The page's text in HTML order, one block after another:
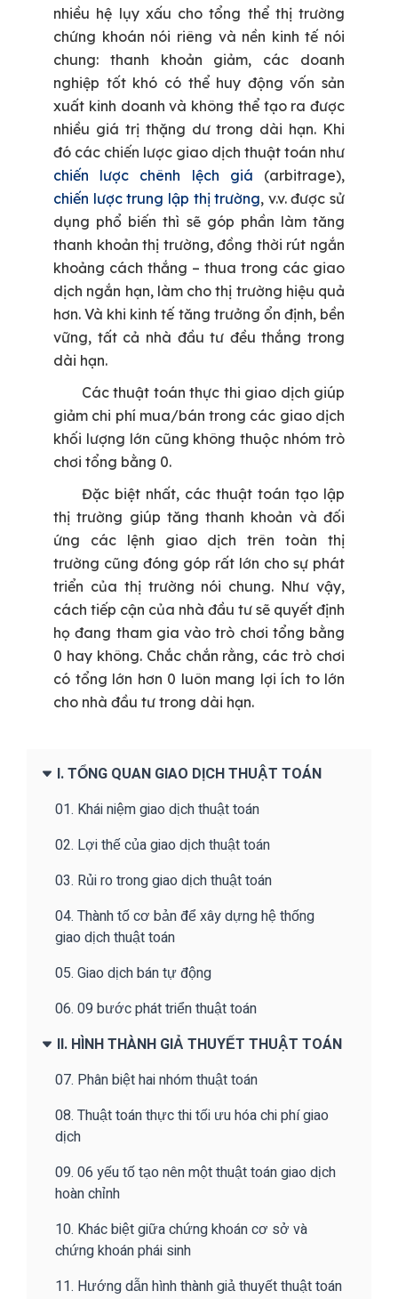
I. TỔNG QUAN GIAO DỊCH THUẬT TOÁN
01. Khái niệm giao dịch thuật toán
02. Lợi thế của giao dịch thuật toán
03. Rủi ro trong giao dịch thuật toán
04. Thành tố cơ bản để xây dựng hệ thống
giao dịch thuật toán
05. Giao dịch bán tự động
06. 09 bước phát triển thuật toán
II. HÌNH THÀNH GIẢ THUYẾT THUẬT TOÁN
07. Phân biệt hai nhóm thuật toán
08. Thuật toán thực thi tối ưu hóa chi phí giao
dịch
09. 06 yếu tố tạo nên một thuật toán giao dịch
hoàn chỉnh
10. Khác biệt giữa chứng khoán cơ sở và
chứng khoán phái sinh
11. Hướng dẫn hình thành giả thuyết thuật toán
nhiều hệ lụy xấu cho tổng thể thị trường
chứng khoán nói riêng và nền kinh tế nói
chung: thanh khoản giảm, các doanh
nghiệp tốt khó có thể huy động vốn sản
xuất kinh doanh và không thể tạo ra được
nhiều giá trị thặng dư trong dài hạn. Khi
đó các chiến lược giao dịch thuật toán như
chiến lược chênh lệch giá (arbitrage),
chiến lược trung lập thị trường, v.v. được sử
dụng phổ biến thì sẽ góp phần làm tăng
thanh khoản thị trường, đồng thời rút ngắn
khoảng cách thắng – thua trong các giao
dịch ngắn hạn, làm cho thị trường hiệu quả
hơn. Và khi kinh tế tăng trưởng ổn định, bền
vững, tất cả nhà đầu tư đều thắng trong
dài hạn.
Các thuật toán thực thi giao dịch giúp
giảm chi phí mua/bán trong các giao dịch
khối lượng lớn cũng không thuộc nhóm trò
chơi tổng bằng 0.
Đặc biệt nhất, các thuật toán tạo lập
thị trường giúp tăng thanh khoản và đối
ứng các lệnh giao dịch trên toàn thị
trường cũng đóng góp rất lớn cho sự phát
triển của thị trường nói chung. Như vậy,
cách tiếp cận của nhà đầu tư sẽ quyết định
họ đang tham gia vào trò chơi tổng bằng
0 hay không. Chắc chắn rằng, các trò chơi
có tổng lớn hơn 0 luôn mang lợi ích to lớn
cho nhà đầu tư trong dài hạn.